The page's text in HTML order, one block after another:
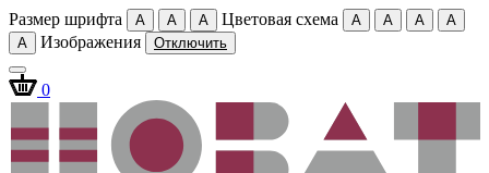
Размер шрифта A A A Цветовая схема A A A
A
A
Изображения Отключить
0